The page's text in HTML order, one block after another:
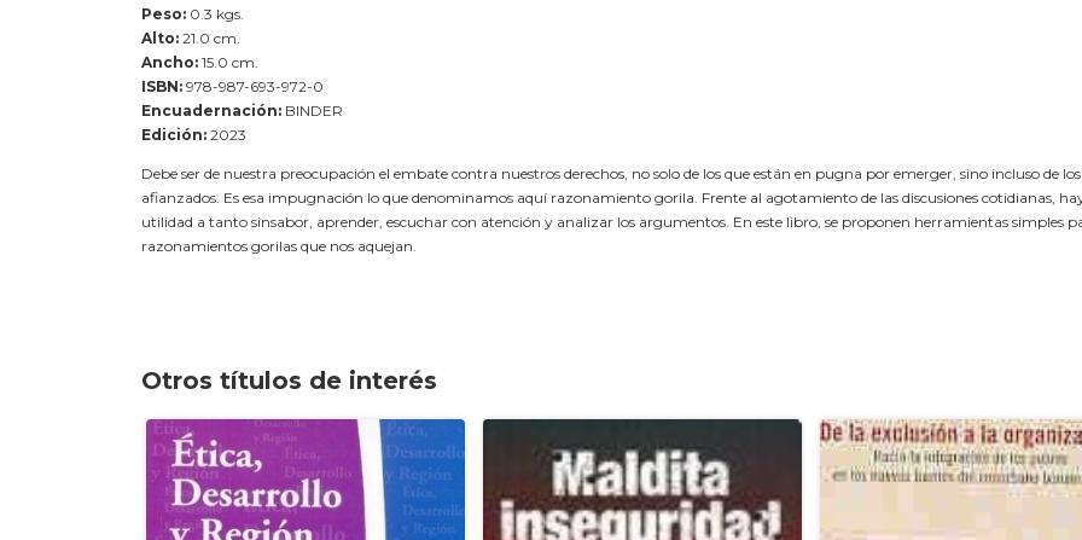
Peso: 0.3 kgs.
Alto: 21.0 cm.
Ancho: 15.0 cm.
ISBN: 978-987-693-972-0
Encuadernación: BINDER
Edición: 2023
Debe ser de nuestra preocupación el embate contra nuestros derechos, no solo de los que están en pugna por emerger, sino incluso de
afianzados. Es esa impugnación lo que denominamos aquí razonamiento gorila. Frente al agotamiento de las discusiones cotidianas,
utilidad a tanto sinsabor, aprender, escuchar con atención y analizar los argumentos. En este libro, se proponen herramientas simples
razonamientos gorilas que nos aquejan.
Otros títulos de interés